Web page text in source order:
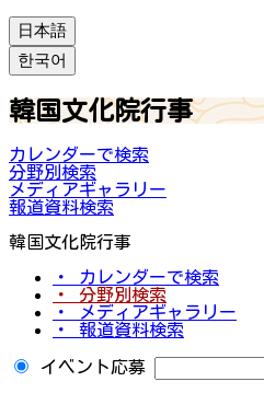
日本語
한국어
韓国文化院行事
カレンダーで検索
分野別検索
メディアギャラリー
報道資料検索
韓国文化院行事
・ カレンダーで検索
・ 分野別検索
・ メディアギャラリー
・ 報道資料検索
イベント応募